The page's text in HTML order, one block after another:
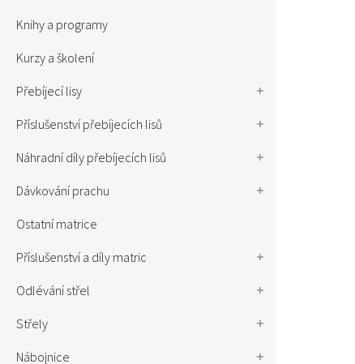
Knihy a programy
Kurzy a školení
Přebíjecí lisy
Příslušenství přebíjecích lisů
Náhradní díly přebíjecích lisů
Dávkování prachu
Ostatní matrice
Příslušenství a díly matric
Odlévání střel
Střely
Nábojnice